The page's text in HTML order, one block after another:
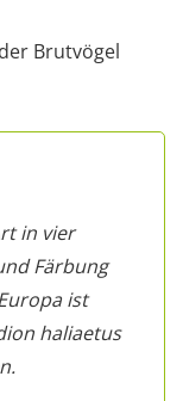
Brutvögel
in vier
Färbung
ist
haliaetus